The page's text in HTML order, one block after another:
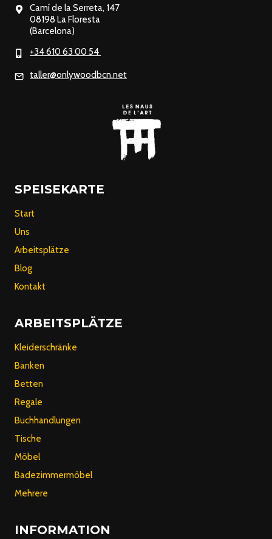
Camí de la Serreta, 147
08198 La Floresta
(Barcelona)
+34 610 63 00 54
taller@onlywoodbcn.net
SPEISEKARTE
Start
Uns
Arbeitsplätze
Blog
Kontakt
ARBEITSPLÄTZE
Kleiderschränke
Banken
Betten
Regale
Buchhandlungen
Tische
Möbel
Badezimmermöbel
Mehrere
INFORMATION